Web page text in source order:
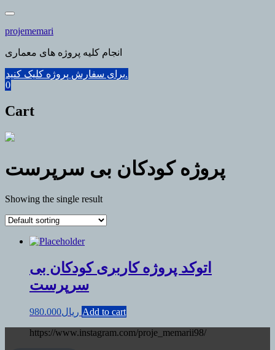
Skip
content
projememari
انجام کلیه پروژه های معماری
برای سفارش پروژه کلیک کنید.
0
Cart
پروژه کودکان بی سرپرست
Showing the single result
اتوکد پروژه کاربری کودکان بی
سرپرست
ریال980.000
Add to cart
https://www.instagram.com/proje_memarii98/